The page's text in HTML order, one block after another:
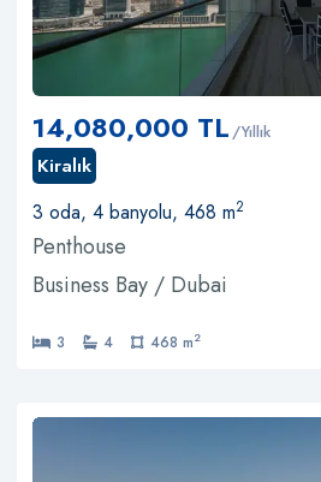
14,080,000 TL /Yıllık
Kiralık
3 oda, 4 banyolu, 468 m2
Penthouse
Business Bay / Dubai
3 4 468 m2